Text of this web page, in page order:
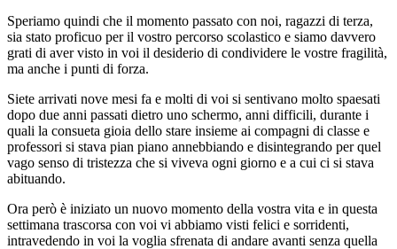
Speriamo quindi che il momento passato con noi, ragazzi di terza,
sia stato proficuo per il vostro percorso scolastico e siamo davvero
grati di aver visto in voi il desiderio di condividere le vostre fragilità,
ma anche i punti di forza.
Siete arrivati nove mesi fa e molti di voi si sentivano molto spaesati
dopo due anni passati dietro uno schermo, anni difficili, durante i
quali la consueta gioia dello stare insieme ai compagni di classe e
professori si stava pian piano annebbiando e disintegrando per quel
vago senso di tristezza che si viveva ogni giorno e a cui ci si stava
abituando.
Ora però è iniziato un nuovo momento della vostra vita e in questa
settimana trascorsa con voi vi abbiamo visti felici e sorridenti,
intravedendo in voi la voglia sfrenata di andare avanti senza quella